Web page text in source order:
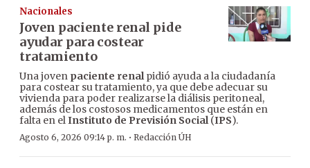
Nacionales
Joven paciente renal pide
ayudar para costear
tratamiento
Una joven paciente renalpidió ayuda a la ciudadanía
para costear su tratamiento, ya que debe adecuar su
vivienda para poder realizarse la diálisis peritoneal,
además de los costosos medicamentos que están en
falta en elInstituto de Previsión Social(IPS).
Agosto 6, 2026 09:14 p. m. · Redacción ÚH